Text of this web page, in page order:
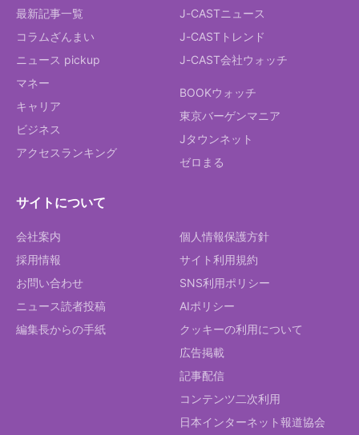
最新記事一覧
コラムざんまい
ニュース pickup
マネー
キャリア
ビジネス
アクセスランキング
J-CASTニュース
J-CASTトレンド
J-CAST会社ウォッチ
BOOKウォッチ
東京バーゲンマニア
Jタウンネット
ゼロまる
サイトについて
会社案内
採用情報
お問い合わせ
ニュース読者投稿
編集長からの手紙
個人情報保護方針
サイト利用規約
SNS利用ポリシー
AIポリシー
クッキーの利用について
広告掲載
記事配信
コンテンツ二次利用
日本インターネット報道協会